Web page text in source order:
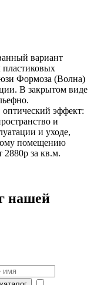
вариант
Формоза (Волна)
В закрытом виде
эффект:
и
и уходе,
помещению
за кв.м.
нашей